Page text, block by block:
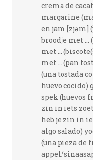
crema de
margarine
en jam [zjəm]
broodje met ...
met ...
met ... (pan
(una tostada
huevo cocido)
spek (huevos
zin in iets
heb je zin in
algo salado)
(una pieza de
appel/